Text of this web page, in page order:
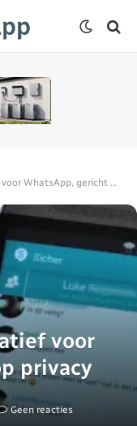
gericht op privacy
voor
privacy
Geen reacties